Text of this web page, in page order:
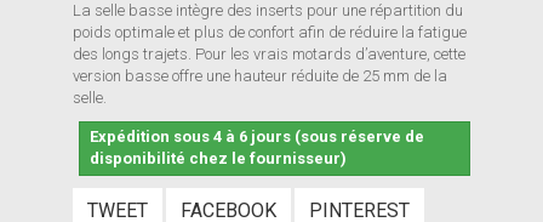
La selle basse intègre des inserts pour une répartition du
poids optimale et plus de confort afin de réduire la fatigue
des longs trajets. Pour les vrais motards d’aventure, cette
version basse offre une hauteur réduite de 25 mm de la
selle.
Expédition sous 4 à 6 jours (sous réserve de
disponibilité chez le fournisseur)
TWEET FACEBOOK PINTEREST